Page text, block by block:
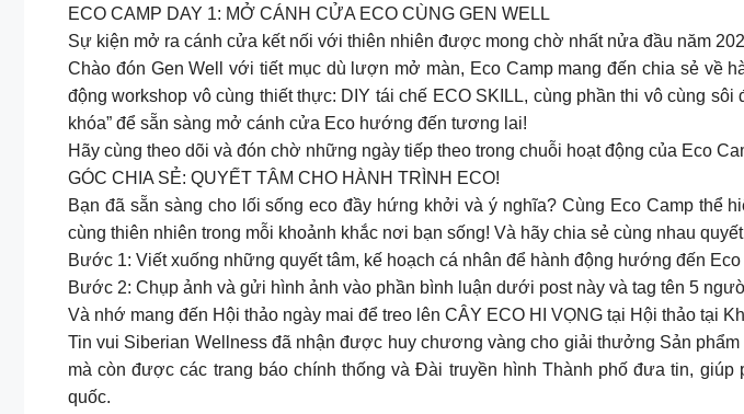
ECO CAMP DAY 1: MỞ CÁNH CỬA ECO CÙNG GEN WELL
Sự kiện mở ra cánh cửa kết nối với thiên nhiên được mong chờ nhất nửa đầu năm
Chào đón Gen Well với tiết mục dù lượn mở màn, Eco Camp mang đến chia sẻ về
động workshop vô cùng thiết thực: DIY tái chế ECO SKILL, cùng phần thi vô cùng
khóa” để sẵn sàng mở cánh cửa Eco hướng đến tương lai!
Hãy cùng theo dõi và đón chờ những ngày tiếp theo trong chuỗi hoạt động của Eco
GÓC CHIA SẺ: QUYẾT TÂM CHO HÀNH TRÌNH ECO!
Bạn đã sẵn sàng cho lối sống eco đầy hứng khởi và ý nghĩa? Cùng Eco Camp thể
cùng thiên nhiên trong mỗi khoảnh khắc nơi bạn sống! Và hãy chia sẻ cùng nhau
Bước 1: Viết xuống những quyết tâm, kế hoạch cá nhân để hành động hướng đến
Bước 2: Chụp ảnh và gửi hình ảnh vào phần bình luận dưới post này và tag tên 5
Và nhớ mang đến Hội thảo ngày mai để treo lên CÂY ECO HI VỌNG tại Hội thảo tại
Tin vui Siberian Wellness đã nhận được huy chương vàng cho giải thưởng Sản
mà còn được các trang báo chính thống và Đài truyền hình Thành phố đưa tin,
quốc.